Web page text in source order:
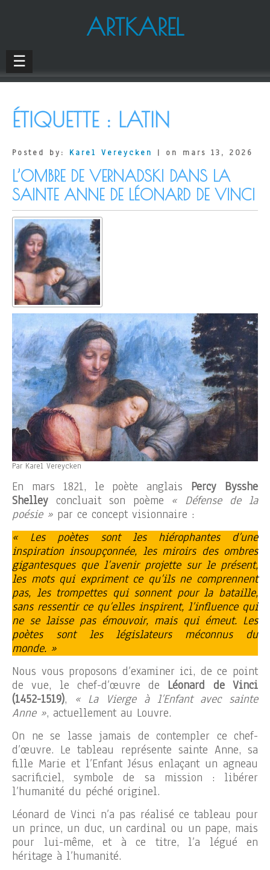
ARTKAREL
☰
ÉTIQUETTE : LATIN
Posted by: Karel Vereycken | on mars 13, 2026
L’OMBRE DE VERNADSKI DANS LA
SAINTE ANNE DE LÉONARD DE VINCI
Par Karel Vereycken
En mars 1821, le poète anglais Percy Bysshe
Shelley concluait son poème « Défense de la
poésie » par ce concept visionnaire :
« Les poètes sont les hiérophantes d’une
inspiration insoupçonnée, les miroirs des ombres
gigantesques que l’avenir projette sur le présent,
les mots qui expriment ce qu’ils ne comprennent
pas, les trompettes qui sonnent pour la bataille,
sans ressentir ce qu’elles inspirent, l’influence qui
ne se laisse pas émouvoir, mais qui émeut. Les
poètes sont les législateurs méconnus du
monde. »
Nous vous proposons d’examiner ici, de ce point
de vue, le chef-d’œuvre de Léonard de Vinci
(1452-1519), « La Vierge à l’Enfant avec sainte
Anne », actuellement au Louvre.
On ne se lasse jamais de contempler ce chef-
d’œuvre. Le tableau représente sainte Anne, sa
fille Marie et l’Enfant Jésus enlaçant un agneau
sacrificiel, symbole de sa mission : libérer
l’humanité du péché originel.
Léonard de Vinci n’a pas réalisé ce tableau pour
un prince, un duc, un cardinal ou un pape, mais
pour lui-même, et à ce titre, l’a légué en
héritage à l’humanité.